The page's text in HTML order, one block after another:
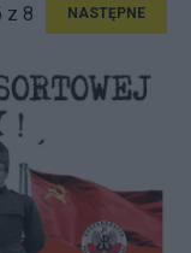
z 8 NASTĘPNE